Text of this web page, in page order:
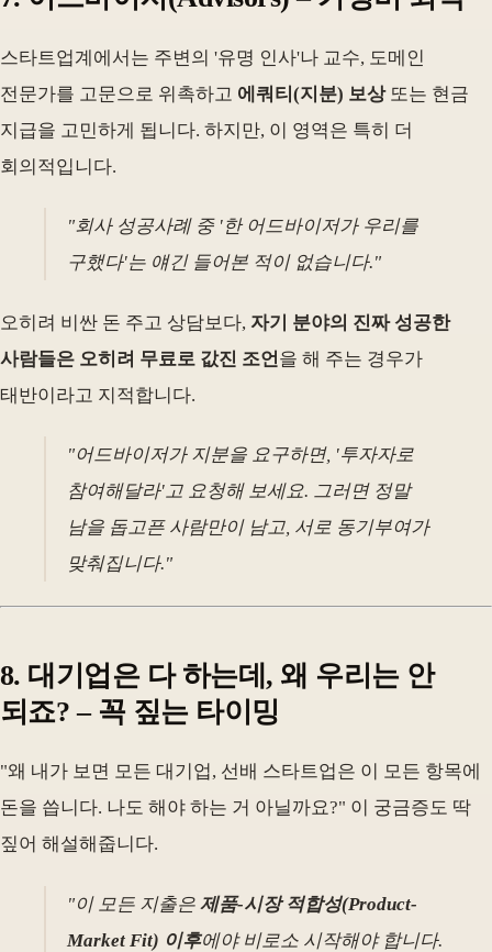
스타트업계에서는 주변의 '유명 인사'나 교수, 도메인
전문가를 고문으로 위촉하고 에쿼티(지분) 보상또는 현금
지급을 고민하게 됩니다. 하지만, 이 영역은 특히 더
회의적입니다.
"회사 성공사례 중 '한 어드바이저가 우리를
구했다'는 얘긴 들어본 적이 없습니다."
오히려 비싼 돈 주고 상담보다, 자기 분야의 진짜 성공한
사람들은 오히려 무료로 값진 조언 을 해 주는 경우가
태반이라고 지적합니다.
"어드바이저가 지분을 요구하면, '투자자로
참여해달라'고 요청해 보세요. 그러면 정말
남을 돕고픈 사람만이 남고, 서로 동기부여가
맞춰집니다."
8. 대기업은 다 하는데, 왜 우리는 안
되죠? – 꼭 짚는 타이밍
"왜 내가 보면 모든 대기업, 선배 스타트업은 이 모든 항목에
돈을 씁니다. 나도 해야 하는 거 아닐까요?" 이 궁금증도 딱
짚어 해설해줍니다.
"이 모든 지출은제품-시장 적합성(Product-
Market Fit) 이후에야 비로소 시작해야 합니다.